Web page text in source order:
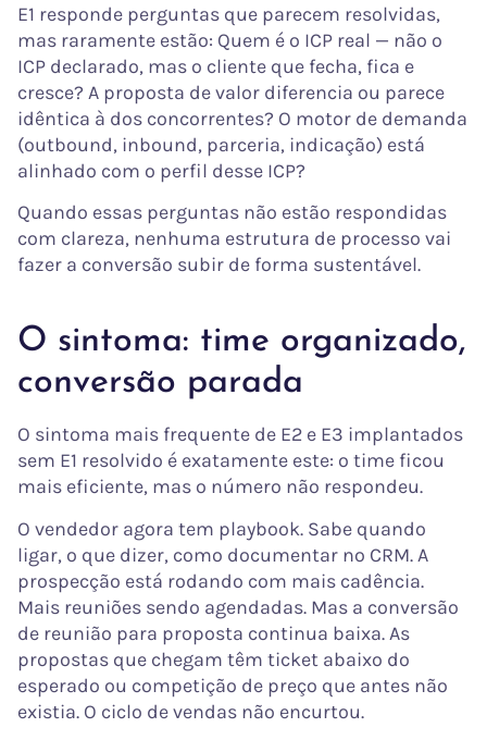
E1 responde perguntas que parecem resolvidas,
mas raramente estão: Quem é o ICP real — não o
ICP declarado, mas o cliente que fecha, fica e
cresce? A proposta de valor diferencia ou parece
idêntica à dos concorrentes? O motor de demanda
(outbound, inbound, parceria, indicação) está
alinhado com o perfil desse ICP?
Quando essas perguntas não estão respondidas
com clareza, nenhuma estrutura de processo vai
fazer a conversão subir de forma sustentável.
O sintoma: time organizado,
conversão parada
O sintoma mais frequente de E2 e E3 implantados
sem E1 resolvido é exatamente este: o time ficou
mais eficiente, mas o número não respondeu.
O vendedor agora tem playbook. Sabe quando
ligar, o que dizer, como documentar no CRM. A
prospecção está rodando com mais cadência.
Mais reuniões sendo agendadas. Mas a conversão
de reunião para proposta continua baixa. As
propostas que chegam têm ticket abaixo do
esperado ou competição de preço que antes não
existia. O ciclo de vendas não encurtou.